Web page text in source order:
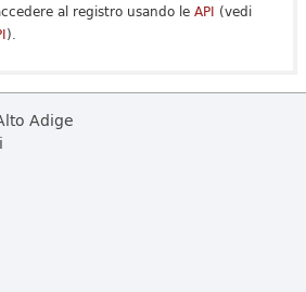
al registro usando le API (vedi
).
Adige